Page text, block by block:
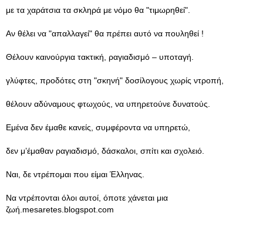
με τα χαράτσια τα σκληρά με νόμο θα "τιμωρηθεί".
Αν θέλει να "απαλλαγεί" θα πρέπει αυτό να πουληθεί !
Θέλουν καινούργια τακτική, ραγιαδισμό – υποταγή.
γλύφτες, προδότες στη "σκηνή" δοσίλογους χωρίς ντροπή,
θέλουν αδύναμους φτωχούς, να υπηρετούνε δυνατούς.
Εμένα δεν έμαθε κανείς, συμφέροντα να υπηρετώ,
δεν μ’έμαθαν ραγιαδισμό, δάσκαλοι, σπίτι και σχολειό.
Ναι, δε ντρέπομαι που είμαι Έλληνας.
Να ντρέπονται όλοι αυτοί, όποτε χάνεται μια
ζωή.mesaretes.blogspot.com